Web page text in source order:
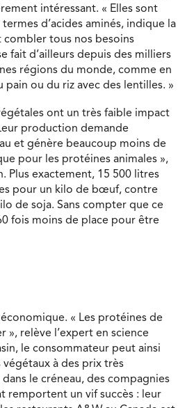
intéressant. « Elles sont
d’acides aminés, indique la
combler tous nos besoins
fait d’ailleurs depuis des milliers
régions du monde, comme en
pain ou du riz avec des lentilles. »
ont un très faible impact
production demande
et génère beaucoup moins de
pour les protéines animales »,
Plus exactement, 15 500 litres
pour un kilo de bœuf, contre
de soja. Sans compter que ce
fois moins de place pour être
« Les protéines de
», relève l’expert en science
le consommateur peut ainsi
à des prix très
le créneau, des compagnies
remportent un vif succès : leur